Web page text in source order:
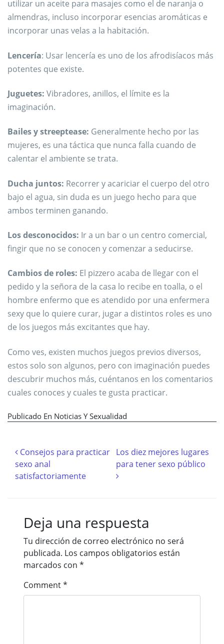
utilizar un aceite para masajes como el de naranja o
almendras, incluso incorporar esencias aromáticas e
incorporar unas velas a la habitación.
Lencería: Usar lencería es uno de los afrodisíacos más
potentes que existe.
Juguetes: Vibradores, anillos, el límite es la
imaginación.
Bailes y streeptease: Generalmente hecho por las
mujeres, es una táctica que nunca falla cuando de
calentar el ambiente se trata.
Ducha juntos: Recorrer y acariciar el cuerpo del otro
bajo el agua, sin duda es un juego hecho para que
ambos terminen ganando.
Los desconocidos: Ir a un bar o un centro comercial,
fingir que no se conocen y comenzar a seducirse.
Cambios de roles: El pizzero acaba de llegar con el
pedido y la señora de la casa lo recibe en toalla, o el
hombre enfermo que es atendido por una enfermera
sexy que lo quiere curar, jugar a distintos roles es uno
de los juegos más excitantes que hay.
Como ves, existen muchos juegos previos diversos,
estos solo son algunos, pero con imaginación puedes
descubrir muchos más, cuéntanos en los comentarios
cuales conoces y cuales te gusta practicar.
Publicado En Noticias Y Sexualidad
Navegación de entradas
Consejos para practicar
sexo anal
satisfactoriamente
Los diez mejores lugares
para tener sexo público
Deja una respuesta
Tu dirección de correo electrónico no será
publicada. Los campos obligatorios están
marcados con *
Comment*